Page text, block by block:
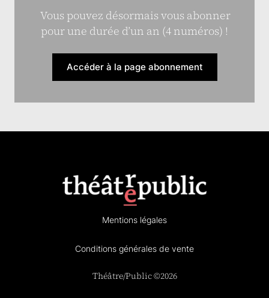
Vous pouvez désormais vous abonner
pour une durée d’un an (4 numéros) !
Accéder à la page abonnement
Mentions légales
Conditions générales de vente
Théâtre/Public ©2026